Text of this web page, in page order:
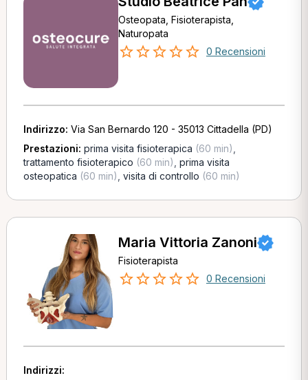
Osteopata, Fisioterapista,
Naturopata
0 Recensioni
Indirizzo: Via San Bernardo 120 - 35013 Cittadella (PD)
Prestazioni: prima visita fisioterapica (60 min)
trattamento fisioterapico (60 min) prima visita
osteopatica (60 min) visita di controllo (60 min)
Maria Vittoria Zanoni
Fisioterapista
0 Recensioni
Indirizzi: